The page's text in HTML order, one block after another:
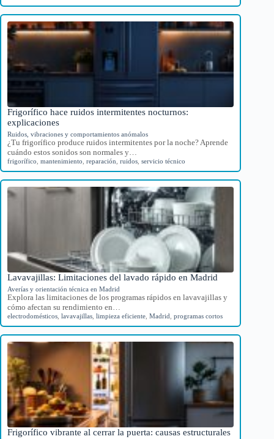
Frigorífico hace ruidos intermitentes nocturnos:
explicaciones
Ruidos, vibraciones y comportamientos anómalos
¿Tu frigorífico produce ruidos intermitentes por la noche? Aprende
cuándo estos sonidos son normales y…
frigorífico mantenimiento reparación ruidos servicio técnico
Lavavajillas: Limitaciones del lavado rápido en Madrid
Averías y orientación técnica en Madrid
Explora las limitaciones de los programas rápidos en lavavajillas y
cómo afectan su rendimiento en…
electrodomésticos lavavajillas limpieza eficiente Madrid programas cortos
Frigorífico vibrante al cerrar la puerta: causas estructurales